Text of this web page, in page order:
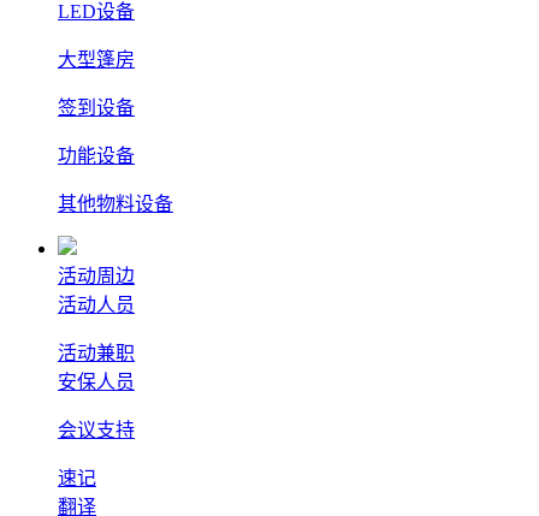
LED设备
大型篷房
签到设备
功能设备
其他物料设备
活动周边
活动人员
活动兼职
安保人员
会议支持
速记
翻译